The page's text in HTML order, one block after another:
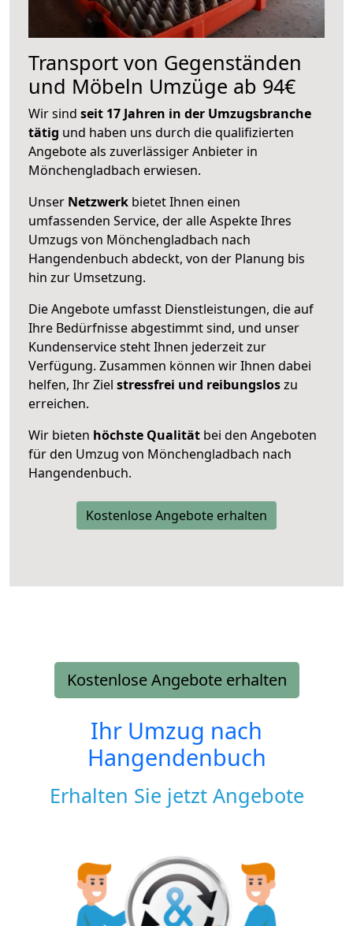
Transport von Gegenständen
und Möbeln Umzüge ab 94€
Wir sind seit 17 Jahren in der Umzugsbranche
tätig und haben uns durch die qualifizierten
Angebote als zuverlässiger Anbieter in
Mönchengladbach erwiesen.
Unser Netzwerk bietet Ihnen einen
umfassenden Service, der alle Aspekte Ihres
Umzugs von Mönchengladbach nach
Hangendenbuch abdeckt, von der Planung bis
hin zur Umsetzung.
Die Angebote umfasst Dienstleistungen, die auf
Ihre Bedürfnisse abgestimmt sind, und unser
Kundenservice steht Ihnen jederzeit zur
Verfügung. Zusammen können wir Ihnen dabei
helfen, Ihr Ziel stressfrei und reibungsloszu
erreichen.
Wir bieten höchste Qualität bei den Angeboten
für den Umzug von Mönchengladbach nach
Hangendenbuch.
Kostenlose Angebote erhalten
Kostenlose Angebote erhalten
Ihr Umzug nach
Hangendenbuch
Erhalten Sie jetzt Angebote